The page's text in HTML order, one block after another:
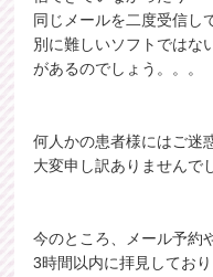
同じメールを二度受信し
別に難しいソフトではな
があるのでしょう。。。
何人かの患者様にはご迷
大変申し訳ありませんで
今のところ、メール予約
3時間以内に拝見しており